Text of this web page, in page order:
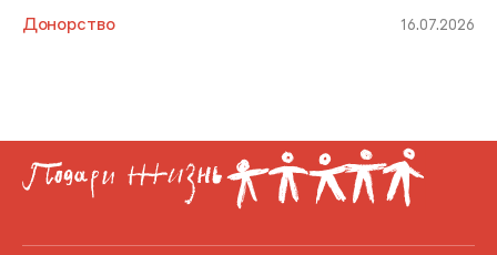
Донорство 16.07.2026